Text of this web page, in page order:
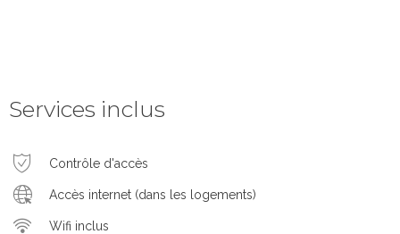
Services inclus
Contrôle d'accès
Accès internet (dans les logements)
Wifi inclus